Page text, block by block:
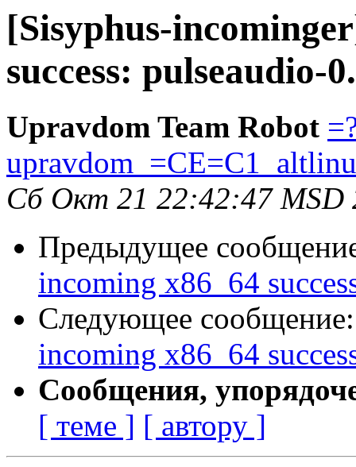
[Sisyphus-
success: pulseaudio-
Upravdom Team Robot
Сб Окт 21 22:42:47 MSD
Предыдущее
incoming x86_64
Следующее
incoming x86_64
Сообщения,
[ теме ] [ автору ]